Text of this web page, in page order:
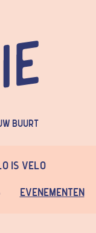
buurt
is Velo
Evenementen